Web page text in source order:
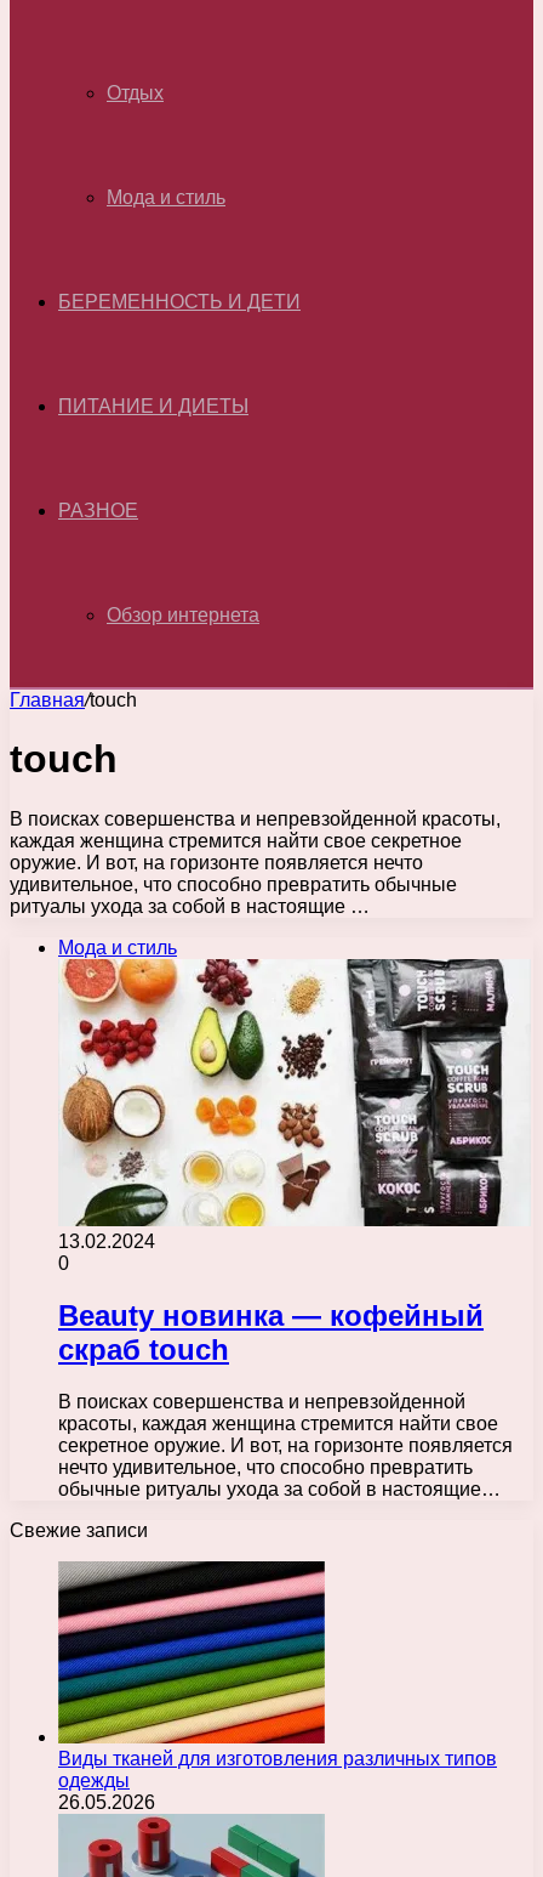
Отдых
Мода и стиль
БЕРЕМЕННОСТЬ И ДЕТИ
ПИТАНИЕ И ДИЕТЫ
РАЗНОЕ
Обзор интернета
Главная/touch
touch
В поисках совершенства и непревзойденной красоты,
каждая женщина стремится найти свое секретное
оружие. И вот, на горизонте появляется нечто
удивительное, что способно превратить обычные
ритуалы ухода за собой в настоящие …
Мода и стиль
13.02.2024
0
Beauty новинка — кофейный
скраб touch
В поисках совершенства и непревзойденной
красоты, каждая женщина стремится найти свое
секретное оружие. И вот, на горизонте появляется
нечто удивительное, что способно превратить
обычные ритуалы ухода за собой в настоящие…
Свежие записи
Виды тканей для изготовления различных типов
одежды
26.05.2026